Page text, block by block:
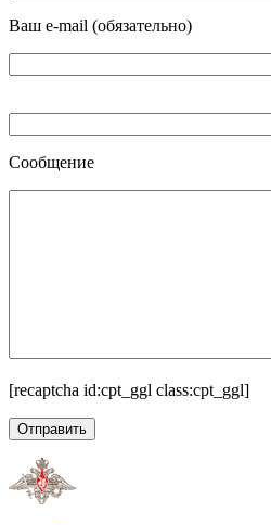
Ваш e-mail (обязательно)
Сообщение
[recaptcha id:cpt_ggl class:cpt_ggl]